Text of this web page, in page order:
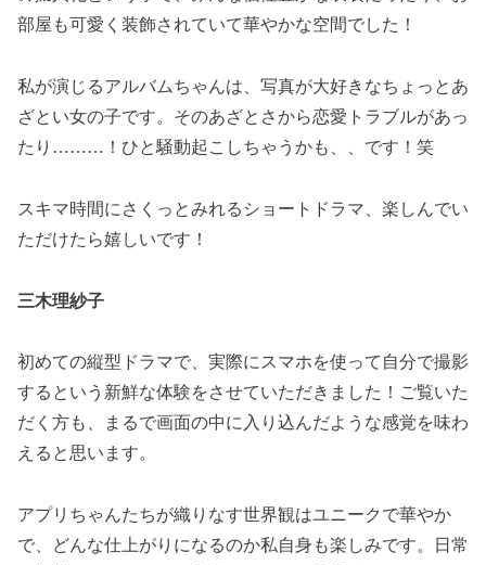
部屋も可愛く装飾されていて華やかな空間でした！
私が演じるアルバムちゃんは、写真が大好きなちょっとあ
ざとい女の子です。そのあざとさから恋愛トラブルがあっ
たり………！ひと騒動起こしちゃうかも、、です！笑
スキマ時間にさくっとみれるショートドラマ、楽しんでい
ただけたら嬉しいです！
三木理紗子
初めての縦型ドラマで、実際にスマホを使って自分で撮影
するという新鮮な体験をさせていただきました！ご覧いた
だく方も、まるで画面の中に入り込んだような感覚を味わ
えると思います。
アプリちゃんたちが織りなす世界観はユニークで華やか
で、どんな仕上がりになるのか私自身も楽しみです。日常